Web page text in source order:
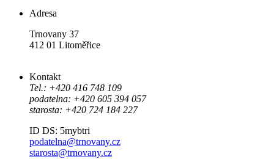
Adresa
Trnovany 37
412 01 Litoměřice
Kontakt
Tel.: +420 416 748 109
podatelna: +420 605 394 057
starosta: +420 724 184 227
ID DS: 5mybtri
podatelna@trnovany.cz
starosta@trnovany.cz